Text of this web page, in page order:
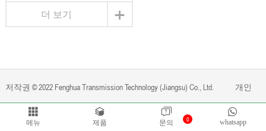
+
더 보기
저작권 © 2022 Fenghua Transmission Technology (Jiangsu) Co., Ltd. 개인
정보 보호 정책 로 동력을Bontop
메뉴 제품 0
문의 whatsapp